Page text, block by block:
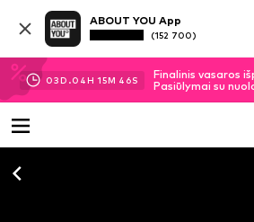
ABOUT YOU App
(152 700)
03D.04H 15M 45S
Finalinis vasaros
Pasiūlymai su